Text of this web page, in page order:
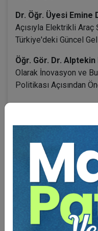
Dr. Öğr. Üyesi Emine
Açısıyla Elektrikli Araç
Türkiye'deki Güncel
Öğr. Gör. Dr. Alptekin
Olarak İnovasyon ve
Politikası Açısından
BENZER VIDEO
Video Eğitim